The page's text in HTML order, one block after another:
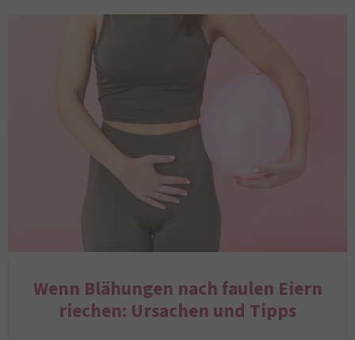
Wenn Blähungen nach faulen Eiern
riechen: Ursachen und Tipps